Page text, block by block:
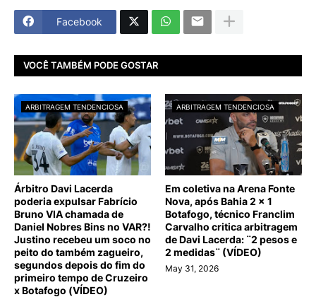
Facebook
VOCÊ TAMBÉM PODE GOSTAR
ARBITRAGEM TENDENCIOSA
Árbitro Davi Lacerda
poderia expulsar Fabrício
Bruno VIA chamada de
Daniel Nobres Bins no VAR?!
Justino recebeu um soco no
peito do também zagueiro,
segundos depois do fim do
primeiro tempo de Cruzeiro
x Botafogo (VÍDEO)
ARBITRAGEM TENDENCIOSA
Em coletiva na Arena Fonte
Nova, após Bahia 2 x 1
Botafogo, técnico Franclim
Carvalho critica arbitragem
de Davi Lacerda: ¨2 pesos e
2 medidas¨ (VÍDEO)
May 31, 2026